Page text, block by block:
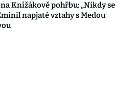
Knížákově pohřbu: „Nikdy se
napjaté vztahy s Medou